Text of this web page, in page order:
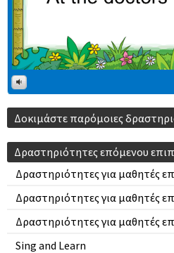
Δραστηριότητες για μαθητές
Δραστηριότητες για μαθητές
Δραστηριότητες για μαθητές
Sing and Learn
Δοκιμάστε παρόμοιες
Δραστηριότητες επόμενου